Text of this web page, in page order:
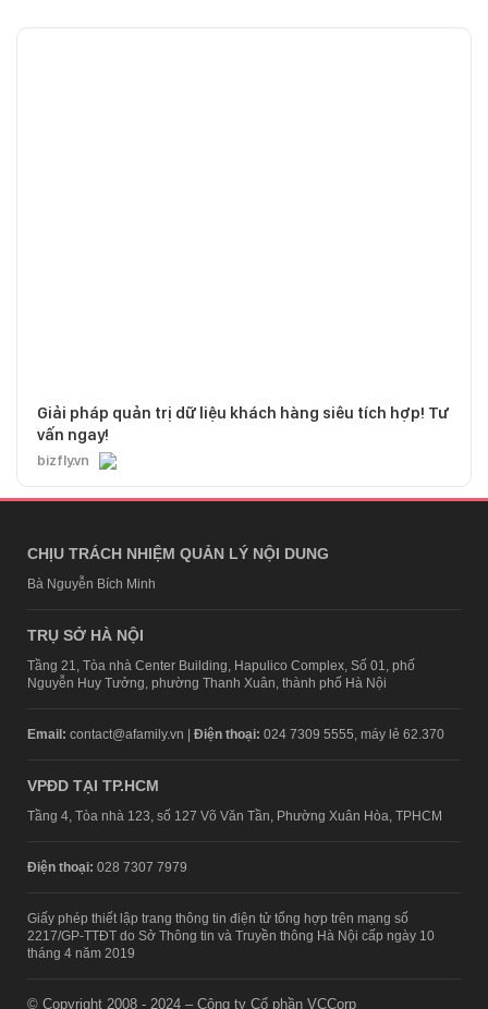
Giải pháp quản trị dữ liệu khách hàng siêu tích hợp! Tư
vấn ngay!
bizfly.vn
CHỊU TRÁCH NHIỆM QUẢN LÝ NỘI DUNG
Bà Nguyễn Bích Minh
TRỤ SỞ HÀ NỘI
Tầng 21, Tòa nhà Center Building, Hapulico Complex, Số 01, phố
Nguyễn Huy Tưởng, phường Thanh Xuân, thành phố Hà Nội
Email: contact@afamily.vn | Điện thoại: 024 7309 5555, máy lẻ 62.370
VPĐD TẠI TP.HCM
Tầng 4, Tòa nhà 123, số 127 Võ Văn Tần, Phường Xuân Hòa, TPHCM
Điện thoại: 028 7307 7979
Giấy phép thiết lập trang thông tin điện tử tổng hợp trên mạng số
2217/GP-TTĐT do Sở Thông tin và Truyền thông Hà Nội cấp ngày 10
tháng 4 năm 2019
© Copyright 2008 - 2024 – Công ty Cổ phần VCCorp